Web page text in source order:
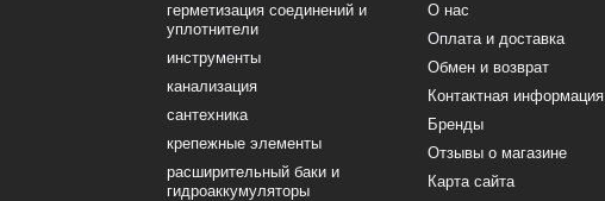
герметизация соединений и
уплотнители
инструменты
канализация
сантехника
крепежные элементы
расширительный баки и
гидроаккумуляторы
О нас
Оплата и доставка
Обмен и возврат
Контактная информация
Бренды
Отзывы о магазине
Карта сайта